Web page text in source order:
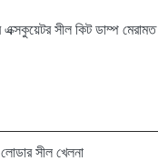
সীল কিট ডাম্প মেরামত
সীল খেলনা